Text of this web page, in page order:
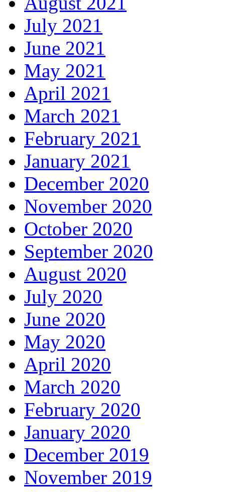
July 2021
June 2021
May 2021
April 2021
March 2021
February 2021
January 2021
December 2020
November 2020
October 2020
September 2020
August 2020
July 2020
June 2020
May 2020
April 2020
March 2020
February 2020
January 2020
December 2019
November 2019